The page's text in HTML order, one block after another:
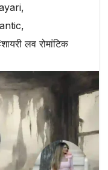
,
,
लव रोमांटिक